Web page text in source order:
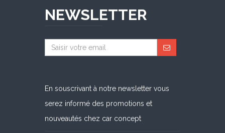
NEWSLETTER
En souscrivant à notre newsletter vous
serez informé des promotions et
nouveautés chez car concept